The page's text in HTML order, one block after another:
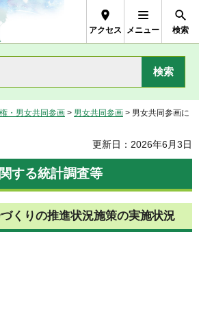
Nagano Prefecture
アクセス メニュー 検索
・男女共同参画 > 男女共同参画 > 男女共同参画に
更新日：2026年6月3日
する統計調査等
くりの推進状況施策の実施状況